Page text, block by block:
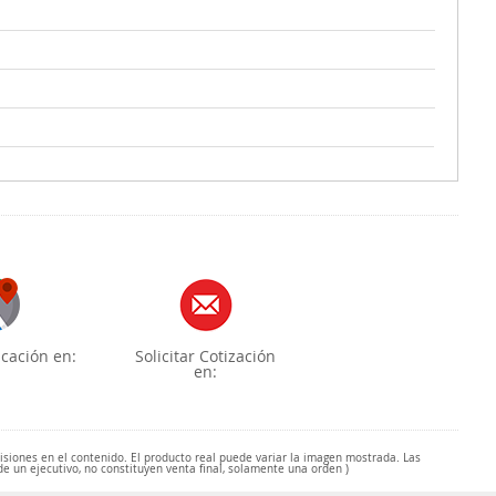
en: Solicitar Cotización
en:
en el contenido. El producto real puede variar la imagen mostrada. Las
un ejecutivo, no constituyen venta final, solamente una orden )